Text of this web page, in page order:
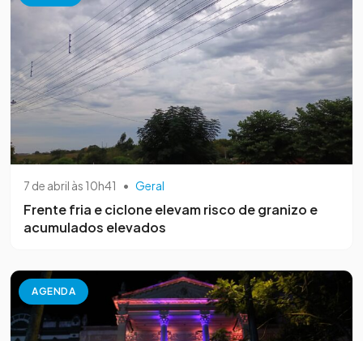
7 de abril às 10h41 • Geral
Frente fria e ciclone elevam risco de granizo e
acumulados elevados
AGENDA